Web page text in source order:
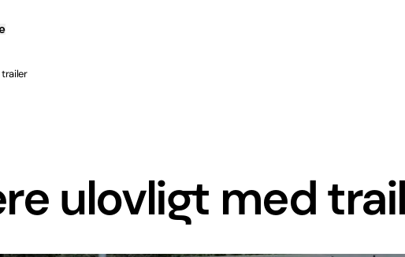
ulovligt med